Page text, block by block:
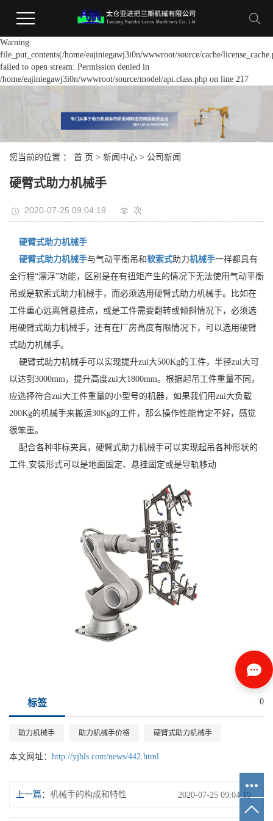
Warning:
file_put_contents(/home/eajiniegawj3i0n/wwwroot/source/cache/
failed to open stream: Permission denied in
/home/eajiniegawj3i0n/wwwroot/source/model/api.class.php on line 217
您当前的位置 ： 首 页 > 新闻中心 > 公司新闻
硬臂式助力机械手
2020-07-25 09:04:19 次
硬臂式助力机械手
硬臂式助力机械手与气动平衡吊和软索式助力机械手一样都具有
全行程“漂浮”功能，区别是在有扭矩产生的情况下无法使用气动平衡
吊或是软索式助力机械手，而必须选用硬臂式助力机械手。比如在
工件重心远离臂悬挂点，或是工件需要翻转或倾斜情况下，必须选
用硬臂式助力机械手，还有在厂房高度有限情况下，可以选用硬臂
式助力机械手。
硬臂式助力机械手可以实现提升zui大500Kg的工件，半径zui大可
以达到3000mm，提升高度zui大1800mm。根据起吊工件重量不同，
应选择符合zui大工件重量的小型号的机器，如果我们用zui大负载
200Kg的机械手来搬运30Kg的工件，那么操作性能肯定不好，感觉
很笨重。
配合各种非标夹具，硬臂式助力机械手可以实现起吊各种形状的
工件,安装形式可以是地面固定、悬挂固定或是导轨移动
标签 0
助力机械手 助力机械手价格 硬臂式助力机械手
本文网址： http://yjbls.com/news/442.html
上一篇： 机械手的构成和特性 2020-07-25 09:04:19